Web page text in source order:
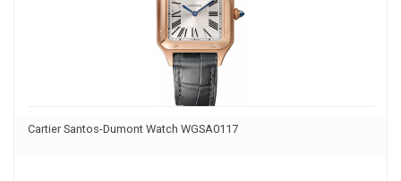
Cartier Santos-Dumont Watch WGSA0117